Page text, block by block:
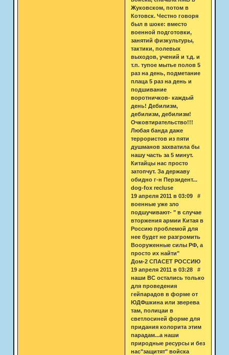
Жуковском, потом в
Котовск. Честно говоря
был в шоке: вместо
военной подготовки,
занятий физкультуры,
тактики, полевых
выходов, учений и т.д. и
т.п. тупое мытье полов 5
раз на день, подметание
плаца 5 раз на день и
подшивание
воротничков- каждый
день! Дебилизм,
дебилизм, дебилизм!
Очковтирательство!!!
Любая банда даже
террористов из пяти
душманов захватила бы
нашу часть за 5 минут.
Китайцы нас просто
затопчут. За державу
обидно г-н Перзидент...
dog-fox recluse
19 апреля 2011 в 03:09 #
военные уже зло
подшучивают- " в случае
вторжения армии Китая в
Россию проблемой для
нее будет не разгромить
Вооруженные силы РФ, а
просто их найти"
Дом-2 СПАСЕТ РОССИЮ
19 апреля 2011 в 03:28 #
наши ВС остались только
для проведения
гейпарадов в форме от
ЮДФшкина или зверева
там, полицаи в
светлосиней форме для
придания колорита этим
парадам...а наши
природные ресурсы и без
нас"защитят" войска